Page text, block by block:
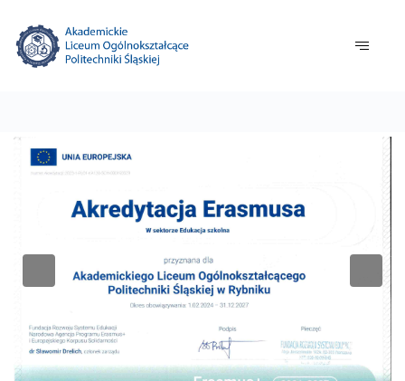
Previous